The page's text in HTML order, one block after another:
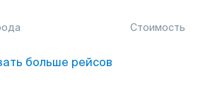
Стоимость
больше рейсов